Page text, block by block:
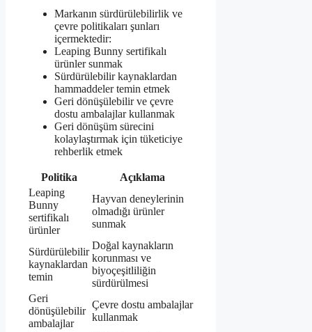
Markanın sürdürülebilirlik ve
çevre politikaları şunları
içermektedir:
Leaping Bunny sertifikalı
ürünler sunmak
Sürdürülebilir kaynaklardan
hammaddeler temin etmek
Geri dönüşülebilir ve çevre
dostu ambalajlar kullanmak
Geri dönüşüm sürecini
kolaylaştırmak için tüketiciye
rehberlik etmek
Politika
Açıklama
Leaping
Bunny
sertifikalı
ürünler
Hayvan deneylerinin
olmadığı ürünler
sunmak
Sürdürülebilir
kaynaklardan
temin
Doğal kaynakların
korunması ve
biyoçeşitliliğin
sürdürülmesi
Geri
dönüşülebilir
ambalajlar
Çevre dostu ambalajlar
kullanmak